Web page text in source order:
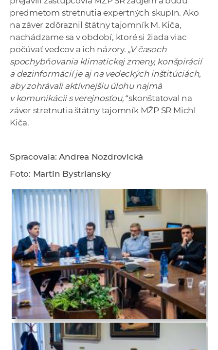
predmetom stretnutia expertných skupín. Ako
na záver zdôraznil štátny tajomník M. Kiča,
nachádzame sa v období, ktoré si žiada viac
počúvať vedcov a ich názory. „V časoch
spochybňovania klimatickej zmeny, konšpirácií
a dezinformácií je aj na vedeckých inštitúciách,
aby zohrávali aktívnejšiu úlohu najmä
v komunikácii s verejnosťou,“skonštatoval na
záver stretnutia štátny tajomník MŽP SR Michl
Kiča.
Spracovala: Andrea Nozdrovická
Foto: Martin Bystriansky